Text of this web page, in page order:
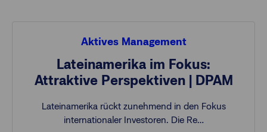
Aktives Management
Lateinamerika im Fokus:
Attraktive Perspektiven | DPAM
Lateinamerika rückt zunehmend in den Fokus
internationaler Investoren. Die Re…